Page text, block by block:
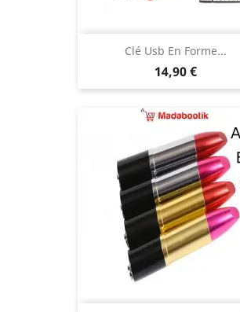
Clé Usb En Forme...
Prix
14,90 €